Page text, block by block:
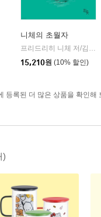
|
현대지성
니체의 초월자
프리드리히 니체 저/김철 편역
15,210원 (10% 할인)
등록된 더 많은 상품을 확인해
)